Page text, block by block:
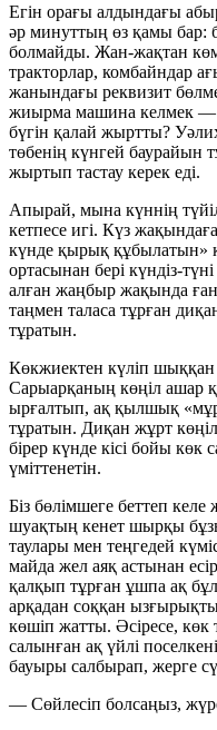
Егін орағы алдындағы
әр минуттың өз қамы бар:
болмайды. Жан-жақтан
тракторлар, комбайндар
жанындағы реквизит
жиырма машина келмек —
бүгін қалай жыртты?
төбенің күнгей баурайын
жыртып тастау керек еді.
Апырай, мына күннің
кетпесе игі. Күз
күнде қырық құбылатын»
ортасынан бері күндіз-
алған жаңбыр жақында
таңмен таласа тұрған
тұратын.
Көкжиектен күліп шыққан
Сарыарқаның көңіл ашар
ырғалтып, ақ қылшық
тұратын. Диқан жұрт
бірер күнде кісі бойы көк
үміттенетін.
Біз бөлімшеге беттеп
шуақтың кенет шырқы
таулары мен теңгедей
майда жел аяқ астынан
қалқып тұрған ұшпа ақ
арқадан соққан
көшіп жатты. Әсіресе, көк
салынған ақ үйлі
бауыры салбырап, жерге
— Сөйлесіп болсаңыз,